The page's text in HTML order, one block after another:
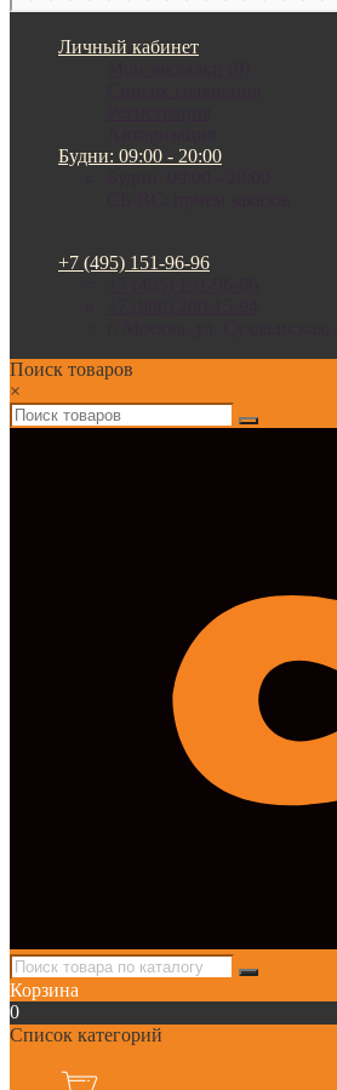
Личный кабинет
Будни: 09:00 - 20:00
+7 (495) 151-96-96
Поиск товаров
×
Корзина
0
Список категорий